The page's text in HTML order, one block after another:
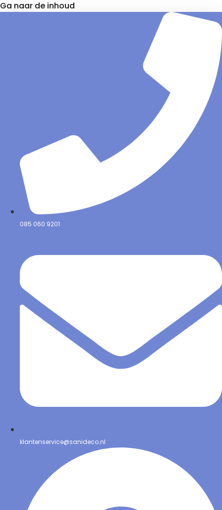
Ga naar de inhoud
085 060 9201
klantenservice@sanideco.nl